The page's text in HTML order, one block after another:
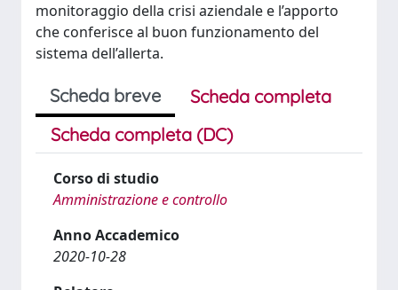
monitoraggio della crisi aziendale e l’apporto
che conferisce al buon funzionamento del
sistema dell’allerta.
Scheda breve
Scheda completa
Scheda completa (DC)
Corso di studio
Amministrazione e controllo
Anno Accademico
2020-10-28